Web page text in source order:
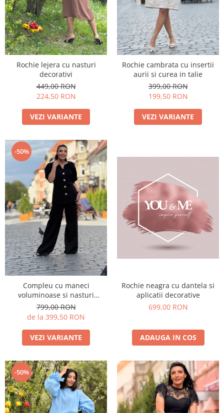
Rochie lejera cu nasturi
decorativi
449,00 RON
224,50 RON
VEZI VARIANTE
Rochie cambrata cu insertii
aurii si curea in talie
399,00 RON
199,50 RON
VEZI VARIANTE
-50%
Compleu cu maneci
voluminoase si nasturi
decorativi
799,00 RON
de la 399,50 RON
VEZI VARIANTE
Rochie neagra cu dantela si
aplicatii decorative
699,00 RON
ADAUGA IN COS
-50%